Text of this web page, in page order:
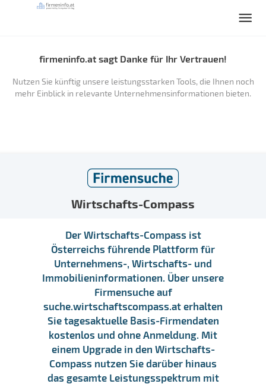
firmeninfo.at sagt Danke für Ihr Vertrauen!
Nutzen Sie künftig unsere leistungsstarken Tools, die Ihnen noch
mehr Einblick in relevante Unternehmensinformationen bieten.
Wirtschafts-Compass
Der Wirtschafts-Compass ist
Österreichs führende Plattform für
Unternehmens-, Wirtschafts- und
Immobilieninformationen. Über unsere
Firmensuche auf
suche.wirtschaftscompass.at erhalten
Sie tagesaktuelle Basis-Firmendaten
kostenlos und ohne Anmeldung. Mit
einem Upgrade in den Wirtschafts-
Compass nutzen Sie darüber hinaus
das gesamte Leistungsspektrum mit